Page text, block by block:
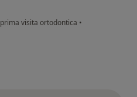
prima visita ortodontica •